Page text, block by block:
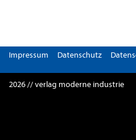
Impressum Datenschutz
2026 // verlag moderne industrie